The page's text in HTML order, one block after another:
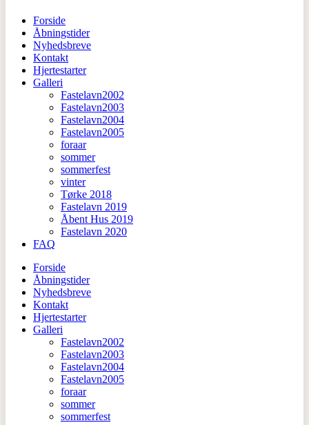
Forside
Åbningstider
Nyhedsbreve
Kontakt
Hjertestarter
Galleri
Fastelavn2002
Fastelavn2003
Fastelavn2004
Fastelavn2005
foraar
sommer
sommerfest
vinter
Tørke 2018
Fastelavn 2019
Åbent Hus 2019
Fastelavn 2020
FAQ
Forside
Åbningstider
Nyhedsbreve
Kontakt
Hjertestarter
Galleri
Fastelavn2002
Fastelavn2003
Fastelavn2004
Fastelavn2005
foraar
sommer
sommerfest